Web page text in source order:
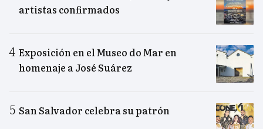
artistas confirmados
Exposición en el Museo do Mar en
homenaje a José Suárez
San Salvador celebra su patrón